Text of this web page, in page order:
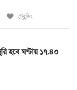
ট্রেন্ডিং
হবে ঘণ্টায় ১৭.৪০